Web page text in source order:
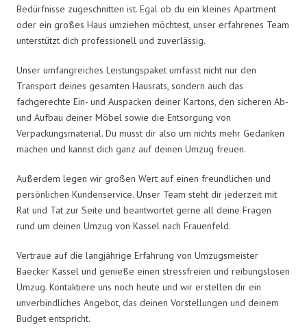
Bedürfnisse zugeschnitten ist. Egal ob du ein kleines Apartment
oder ein großes Haus umziehen möchtest, unser erfahrenes Team
unterstützt dich professionell und zuverlässig.
Unser umfangreiches Leistungspaket umfasst nicht nur den
Transport deines gesamten Hausrats, sondern auch das
fachgerechte Ein- und Auspacken deiner Kartons, den sicheren Ab-
und Aufbau deiner Möbel sowie die Entsorgung von
Verpackungsmaterial. Du musst dir also um nichts mehr Gedanken
machen und kannst dich ganz auf deinen Umzug freuen.
Außerdem legen wir großen Wert auf einen freundlichen und
persönlichen Kundenservice. Unser Team steht dir jederzeit mit
Rat und Tat zur Seite und beantwortet gerne all deine Fragen
rund um deinen Umzug von Kassel nach Frauenfeld.
Vertraue auf die langjährige Erfahrung von Umzugsmeister
Baecker Kassel und genieße einen stressfreien und reibungslosen
Umzug. Kontaktiere uns noch heute und wir erstellen dir ein
unverbindliches Angebot, das deinen Vorstellungen und deinem
Budget entspricht.